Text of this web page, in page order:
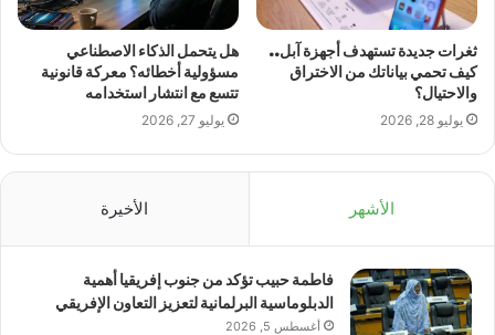
ثغرات جديدة تستهدف أجهزة آبل..
كيف تحمي بياناتك من الاختراق
والاحتيال؟
يوليو 28, 2026
هل يتحمل الذكاء الاصطناعي
مسؤولية أخطائه؟ معركة قانونية
تتسع مع انتشار استخدامه
يوليو 27, 2026
الأشهر الأخيرة
فاطمة حبيب تؤكد من جنوب إفريقيا أهمية
الدبلوماسية البرلمانية لتعزيز التعاون الإفريقي
أغسطس 5, 2026